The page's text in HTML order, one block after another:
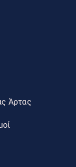
Άρτας